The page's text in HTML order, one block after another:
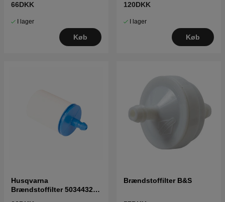
66DKK
I lager
Køb
120DKK
I lager
Køb
Husqvarna
Brændstoffilter 5034432-
Brændstoffilter B&S